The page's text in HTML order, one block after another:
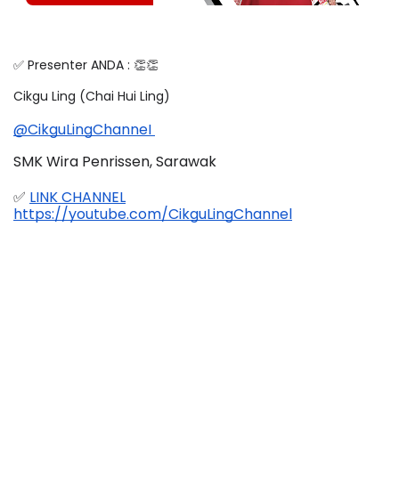
✅ Presenter ANDA : 👏👏
Cikgu Ling (Chai Hui Ling)
@CikguLingChanneI
SMK Wira Penrissen, Sarawak
✅ LINK CHANNEL
https://youtube.com/CikguLingChannel